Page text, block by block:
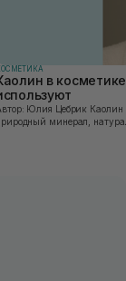
в
Юлия Цебрик Каолин в косметологии – это
минерал,